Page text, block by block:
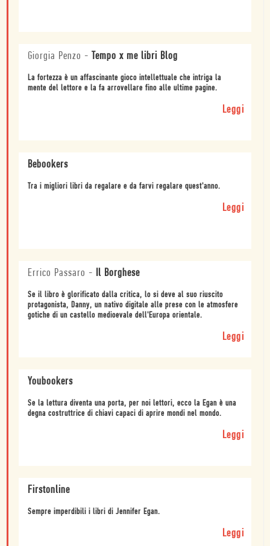
Giorgia Penzo - Tempo x me libri Blog
La fortezza è un affascinante gioco intellettuale che intriga la
mente del lettore e la fa arrovellare fino alle ultime pagine.
Leggi
Bebookers
Tra i migliori libri da regalare e da farvi regalare quest'anno.
Leggi
Errico Passaro - Il Borghese
Se il libro è glorificato dalla critica, lo si deve al suo riuscito
protagonista, Danny, un nativo digitale alle prese con le atmosfere
gotiche di un castello medioevale dell'Europa orientale.
Leggi
Youbookers
Se la lettura diventa una porta, per noi lettori, ecco la Egan è una
degna costruttrice di chiavi capaci di aprire mondi nel mondo.
Leggi
Firstonline
Sempre imperdibili i libri di Jennifer Egan.
Leggi